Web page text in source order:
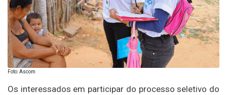
Foto: Ascom
Os interessados em participar do processo seletivo do